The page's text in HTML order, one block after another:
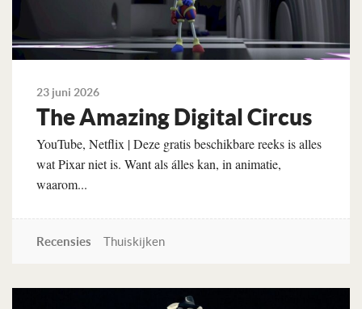
23 juni 2026
The Amazing Digital Circus
YouTube, Netflix | Deze gratis beschikbare reeks is alles
wat Pixar niet is. Want als álles kan, in animatie,
waarom...
Recensies Thuiskijken
Lees verder